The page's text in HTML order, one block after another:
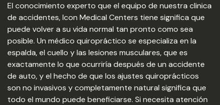
El conocimiento experto que el equipo de nuestra clinica
de accidentes, Icon Medical Centers tiene significa que
puede volver a su vida normal tan pronto como sea
posible. Un médico quiropráctico se especializa en la
espalda, el cuello y las lesiones musculares, que es
exactamente lo que ocurriría después de un accidente
de auto, y el hecho de que los ajustes quiroprácticos
son no invasivos y completamente natural significa que
todo el mundo puede beneficiarse. Si necesita atención